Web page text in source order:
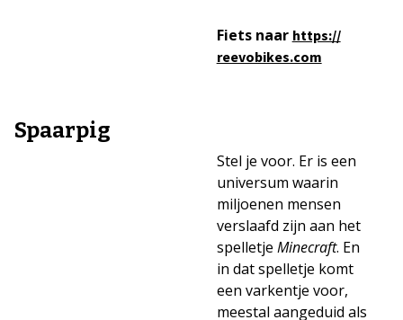
Fiets naar https://
reevobikes.com
Spaarpig
Stel je voor. Er is een
universum waarin
miljoenen mensen
verslaafd zijn aan het
spelletje Minecraft. En
in dat spelletje komt
een varkentje voor,
meestal aangeduid als